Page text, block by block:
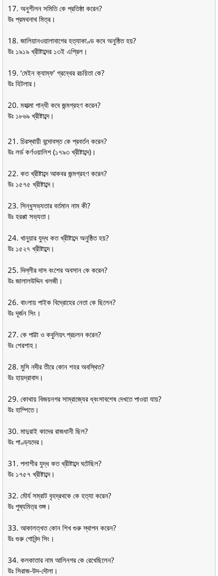
17. অনুশীলন সমিতি কে প্রতিষ্ঠা করেন?
উঃ প্রমথনাথ মিত্র।
18. জালিয়ানওয়ালাবাগের হত্যাকাণ্ড কবে অনুষ্ঠিত হয়?
উঃ ১৯১৯ খ্রীষ্টাব্দের ১৩ই এপ্রিল।
19. ‘মেইন ক্যাম্ফ’ গ্রন্থের রচয়িতা কে?
উঃ হিটলার।
20. মহাত্মা গান্ধী কবে জন্মগ্রহণ করেন?
উঃ ১৮৬৯ খ্রীষ্টাব্দে।
21. চিরস্থায়ী বন্দোবস্ত কে প্রবর্তন করেন?
উঃ লর্ড কর্ণওয়ালিশ (১৭৯৩ খ্রীষ্টাব্দে)।
22. কত খ্রীষ্টাব্দে আকবর জন্মগ্রহণ করেন?
উঃ ১৫৭৫ খ্রীষ্টাব্দে।
23. সিন্ধুসভ্যতার বর্তমান নাম কী?
উঃ হরপ্পা সভ্যতা।
24. খানুয়ার যুদ্ধ কত খ্রীষ্টাব্দে অনুষ্ঠিত হয়?
উঃ ১৫২৭ খ্রীষ্টাব্দে।
25. দিল্লীর দাস বংশের অবসান কে করেন?
উঃ জালালউদ্দিন খলজী।
26. বাংলায় পাইক বিদ্রোহের নেতা কে ছিলেন?
উঃ দূর্জন সিং।
27. কে পাট্টা ও কবুলিয়ৎ প্রচলন করেন?
উঃ শেরশাহ।
28. মুসি নদীর তীরে কোন শহর অবস্থিত?
উঃ হায়দ্রাবাদ।
29. কোথায় বিজয়নগর সাম্রাজ্যের ধ্বংসাবশেষ দেখতে পাওয়া যায়?
উঃ হাম্পিতে।
30. মাদুরাই কাদের রাজধানী ছিল?
উঃ পাণ্ড্যদের।
31. পলাশীর যুদ্ধ কত খ্রীষ্টাব্দে ঘটেছিল?
উঃ ১৭৫৭ খ্রীষ্টাব্দে।
32. মৌর্য সম্রাট বৃহদ্রথকে কে হত্যা করেন?
উঃ পুষ্যমিত্র শুঙ্গ।
33. আকালত্‌খত কোন শিখ গুরু স্থাপন করেন?
উঃ গুরু গোবিন্দ সিং।
34. কলকাতার নাম আলিনগর কে রেখেছিলেন?
উঃ সিরাজ-উদ-দৌলা।